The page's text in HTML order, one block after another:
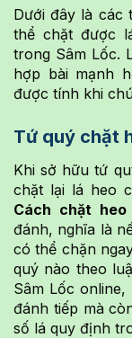
Dưới đây là các
thể chặt được
trong Sâm Lốc.
hợp bài mạnh
được tính khi
Tứ quý chặt
Khi sở hữu tứ
chặt lại lá heo
Cách chặt heo
đánh, nghĩa là
có thể chặn
quý nào theo
Sâm Lốc
đánh tiếp mà
số lá quy định